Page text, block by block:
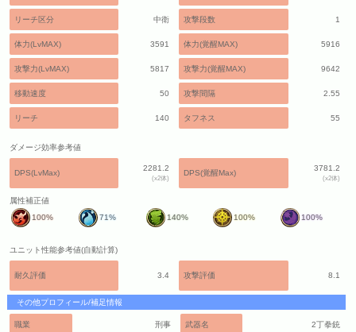
リーチ区分 中衛 攻撃段数 1
体力(LvMAX) 3591 体力(覚醒MAX) 5916
攻撃力(LvMAX) 5817 攻撃力(覚醒MAX) 9642
移動速度 50 攻撃間隔 2.55
リーチ 140 タフネス 55
ダメージ効率参考値
DPS(LvMax)
2281.2
(x2体)
DPS(覚醒Max)
3781.2
(x2体)
属性補正値
100%
71% 140% 100% 100%
ユニット性能参考値(自動計算)
耐久評価 3.4 攻撃評価 8.1
その他プロフィール/補足情報
職業 刑事 武器名 2丁拳銃